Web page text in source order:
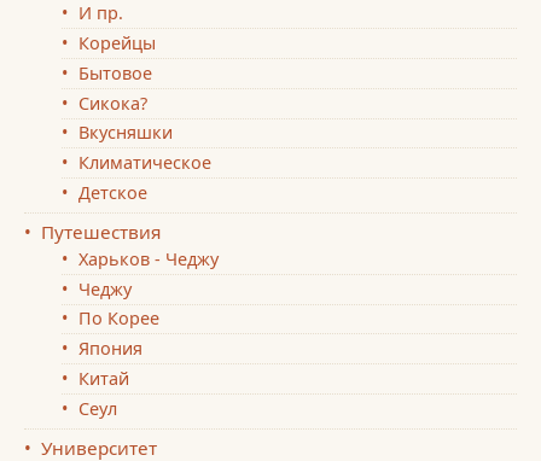
И пр.
Корейцы
Бытовое
Сикока?
Вкусняшки
Климатическое
Детское
Путешествия
Харьков - Чеджу
Чеджу
По Корее
Япония
Китай
Сеул
Университет